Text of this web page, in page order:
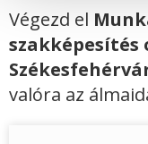
Végezd el
szakképesítés
valóra az